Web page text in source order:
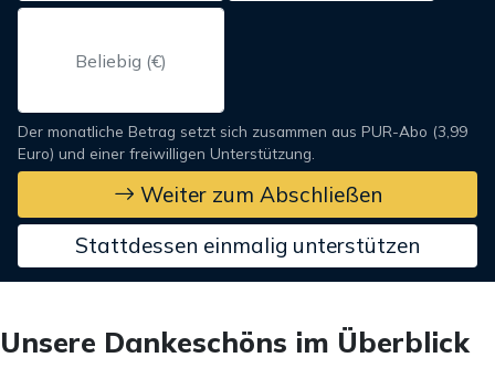
Der monatliche Betrag setzt sich zusammen aus PUR-Abo (3,99
Euro) und einer freiwilligen Unterstützung.
Weiter zum Abschließen
Stattdessen einmalig unterstützen
Unsere Dankeschöns im Überblick